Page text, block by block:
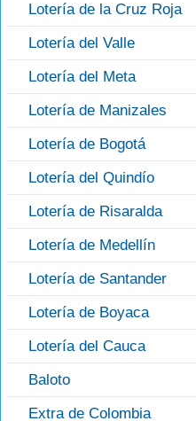
Lotería de la Cruz Roja
Lotería del Valle
Lotería del Meta
Lotería de Manizales
Lotería de Bogotá
Lotería del Quindío
Lotería de Risaralda
Lotería de Medellín
Lotería de Santander
Lotería de Boyaca
Lotería del Cauca
Baloto
Extra de Colombia